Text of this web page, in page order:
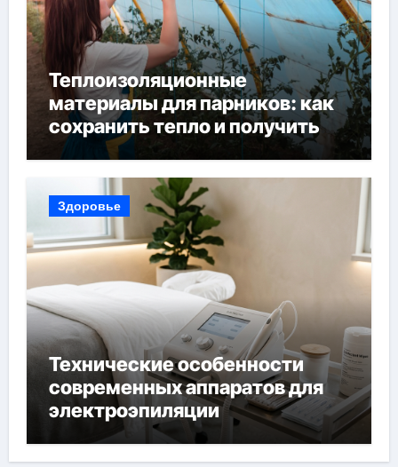
Теплоизоляционные
материалы для парников: как
сохранить тепло и получить
богатый урожай
Здоровье
Технические особенности
современных аппаратов для
электроэпиляции